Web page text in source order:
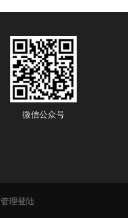
微信公众号
管理登陆